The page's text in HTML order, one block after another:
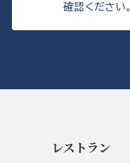
確認ください。
レストラン